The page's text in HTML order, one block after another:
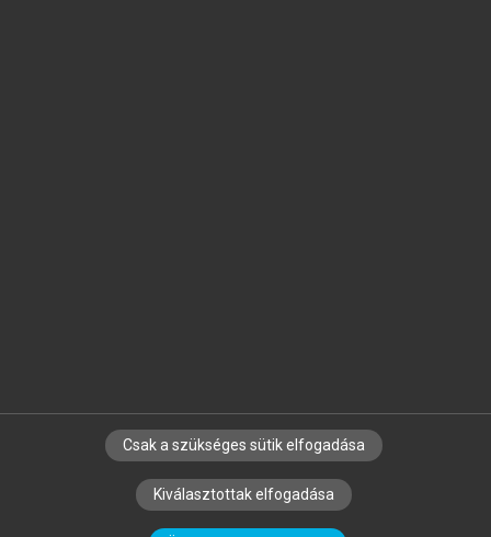
SZERZŐKNEK CÉGEKNEK KÖNYVTÁROSOKNAK
SZERKESZTÉSI ÉS LEKTORÁLÁSI ALAPELVEK
Csak a szükséges sütik elfogadása
Kiválasztottak elfogadása